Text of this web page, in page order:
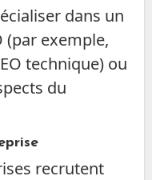
dans un
(par exemple,
technique) ou
du
recrutent